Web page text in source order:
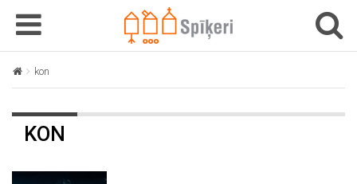
T
o
g
e
v
T
e
kon
KON